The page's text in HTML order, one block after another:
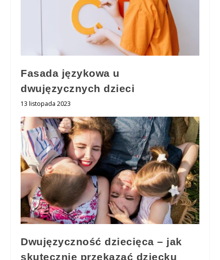
Fasada językowa u
dwujęzycznych dzieci
13 listopada 2023
Dwujęzyczność dziecięca – jak
skutecznie przekazać dziecku